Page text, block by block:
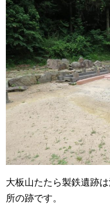
大板山たたら製鉄遺跡
所の跡です。